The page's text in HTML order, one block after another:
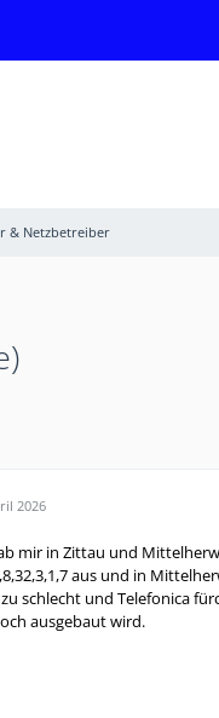
& Netzbetreiber
2026
mir in Zittau und
aus und in
schlecht und Telefonica
ausgebaut wird.